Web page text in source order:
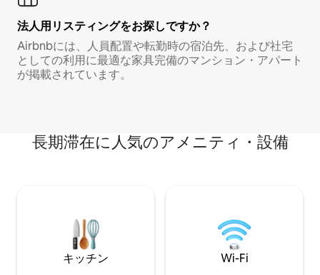
法人用リスティングをお探しですか？
Airbnbには、人員配置や転勤時の宿泊先、および社宅
としての利用に最適な家具完備のマンション・アパート
が掲載されています。
長期滞在に人気のアメニティ・設備
キッチン Wi-Fi